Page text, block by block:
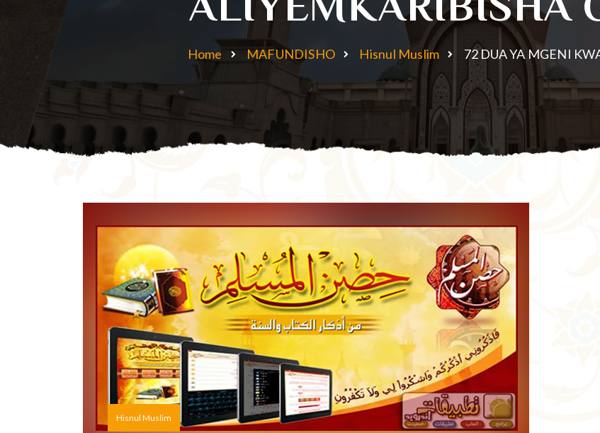
Home MAFUNDISHO Hisnul Muslim 72 DUA YA MGENI
Hisnul Muslim